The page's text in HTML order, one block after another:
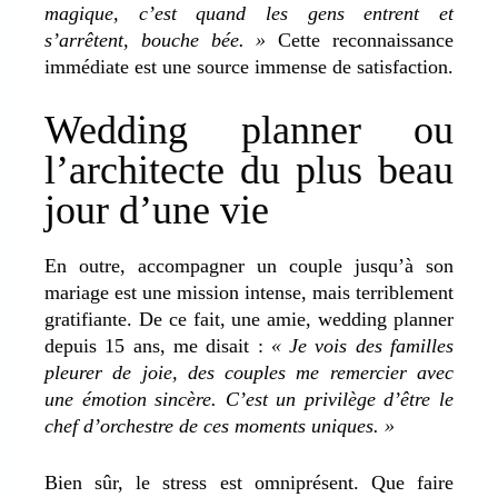
magique, c’est quand les gens entrent et
s’arrêtent, bouche bée. » Cette reconnaissance
immédiate est une source immense de satisfaction.
Wedding planner ou
l’architecte du plus beau
jour d’une vie
En outre, accompagner un couple jusqu’à son
mariage est une mission intense, mais terriblement
gratifiante. De ce fait, une amie, wedding planner
depuis 15 ans, me disait : « Je vois des familles
pleurer de joie, des couples me remercier avec
une émotion sincère. C’est un privilège d’être le
chef d’orchestre de ces moments uniques. »
Bien sûr, le stress est omniprésent. Que faire